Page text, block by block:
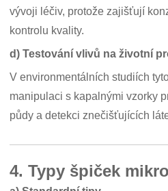
vývoji léčiv, protože zajišťují
kontrolu kvality.
d) Testování vlivů na životní
V environmentálních studiích
manipulaci s kapalnými vzorky
půdy a detekci znečišťujících
4. Typy špiček